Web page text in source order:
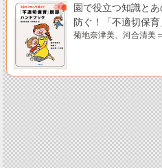
園で役立つ知識と
防ぐ！「不適切保
菊地奈津美、河合清美